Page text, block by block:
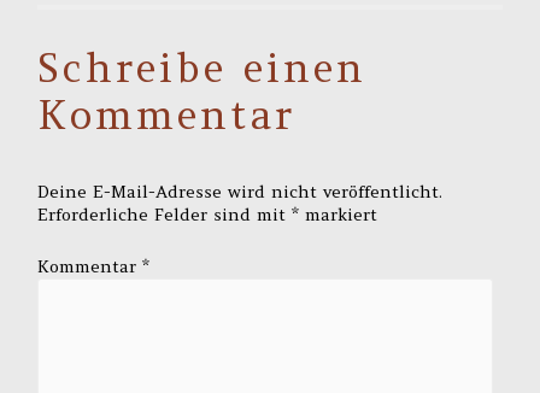
Schreibe einen
Kommentar
Deine E-Mail-Adresse wird nicht veröffentlicht.
Erforderliche Felder sind mit* markiert
Kommentar*